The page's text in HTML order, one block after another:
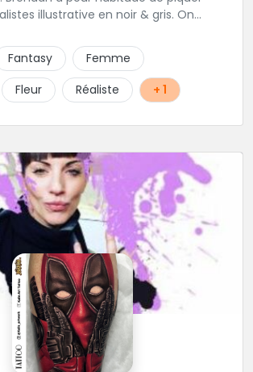
illustrative en noir & gris. On
avec lui.
Fantasy
Femme
Fleur Réaliste + 1